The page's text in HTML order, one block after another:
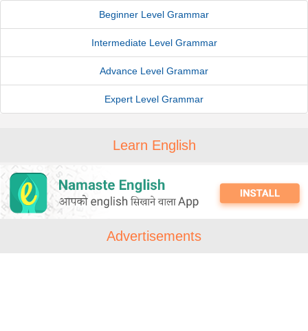
Beginner Level Grammar
Intermediate Level Grammar
Advance Level Grammar
Expert Level Grammar
Learn English
Advertisements